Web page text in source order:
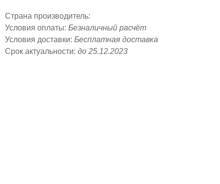
Страна производитель:
Условия оплаты: Безналичный расчёт
Условия доставки: Бесплатная доставка
Срок актуальности: до 25.12.2023